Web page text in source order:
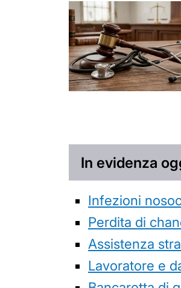
In evidenza
Infezioni
Perdita di
Assistenza
Lavoratore e